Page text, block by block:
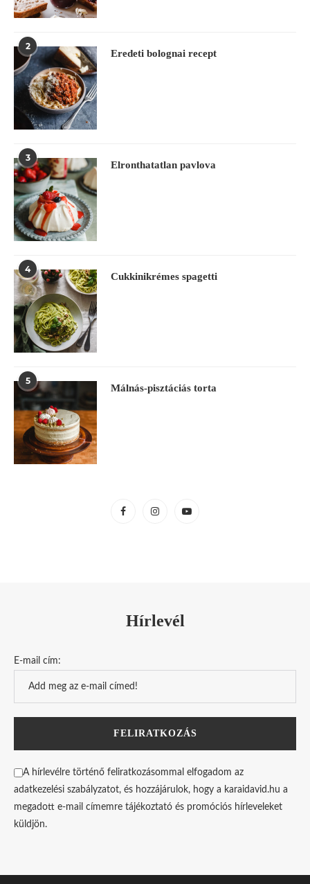
2
Eredeti bolognai recept
3
Elronthatatlan pavlova
4
Cukkinikrémes spagetti
5
Málnás-pisztáciás torta
Hírlevél
E-mail cím:
A hírlevélre történő feliratkozásommal elfogadom az
adatkezelési szabályzatot, és hozzájárulok, hogy a karaidavid.hu a
megadott e-mail címemre tájékoztató és promóciós hírleveleket
küldjön.